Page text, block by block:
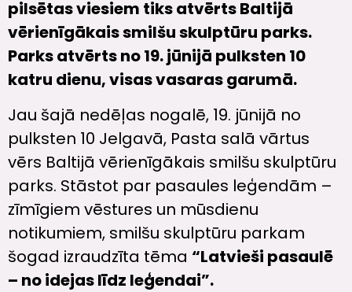
pilsētas viesiem tiks atvērts Baltijā
vērienīgākais smilšu skulptūru parks.
Parks atvērts no 19. jūnijā pulksten 10
katru dienu, visas vasaras garumā.
Jau šajā nedēļas nogalē, 19. jūnijā no
pulksten 10 Jelgavā, Pasta salā vārtus
vērs Baltijā vērienīgākais smilšu skulptūru
parks. Stāstot par pasaules leģendām –
zīmīgiem vēstures un mūsdienu
notikumiem, smilšu skulptūru parkam
šogad izraudzīta tēma “Latvieši pasaulē
– no idejas līdz leģendai”.